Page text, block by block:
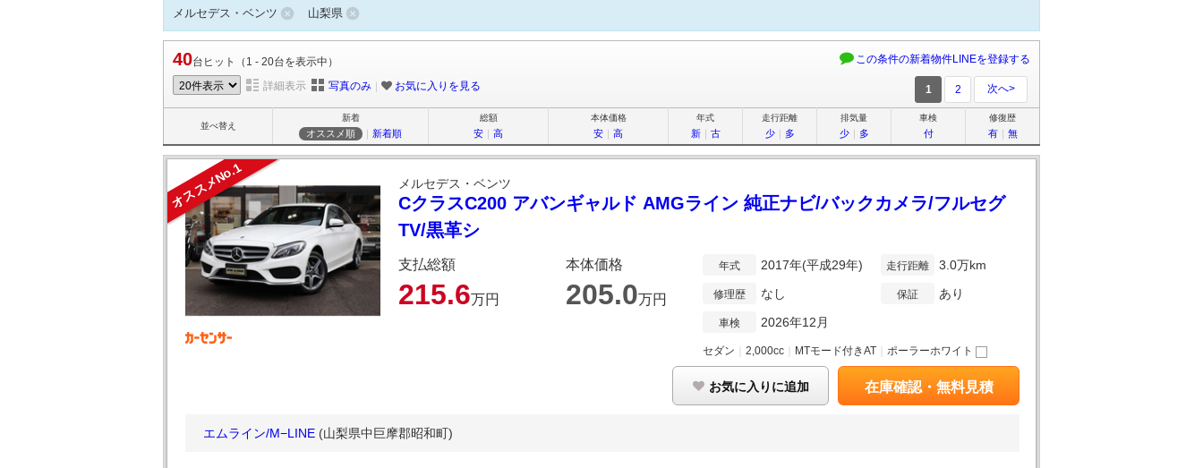
メルセデス・ベンツ 山梨県
40台ヒット（1 - 20台を表示中） この条件の新着物件LINEを登録する
詳細表示 写真のみ ｜ お気に入りを見る 1 2 次へ>
並べ替え
新着
オススメ順 ｜ 新着順
総額
安 ｜ 高
本体価格
安 ｜ 高
年式
新｜ 古
走行距離
少｜ 多
排気量
少｜ 多
車検
付
修復歴
有｜ 無
オススメNo.1 メルセデス・ベンツ
CクラスC200 アバンギャルド AMGライン 純正ナビ/バックカメラ/フルセグ
TV/黒革シ
支払総額
215.6万円
本体価格
205.0万円
年式 2017年(平成29年)
修理歴 なし
車検 2026年12月
走行距離 3.0万km
保証 あり
セダン 2,000cc MTモード付きAT ポーラーホワイト
お気に入りに追加 在庫確認・無料見積
エムライン/M−LINE (山梨県中巨摩郡昭和町)